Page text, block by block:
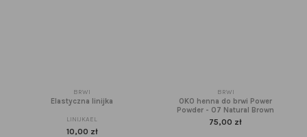
BRWI
Elastyczna linijka
LINIJKAEL
10,00 zł
BRWI
OKO henna do brwi Power
Powder - 07 Natural Brown
75,00 zł